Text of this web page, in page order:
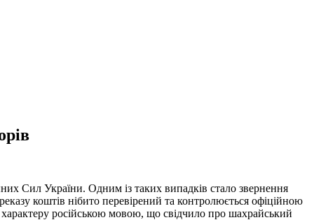
Сил України. Одним із таких випадків стало звернення
коштів нібито перевірений та контролюється офіційною
російською мовою, що свідчило про шахрайський